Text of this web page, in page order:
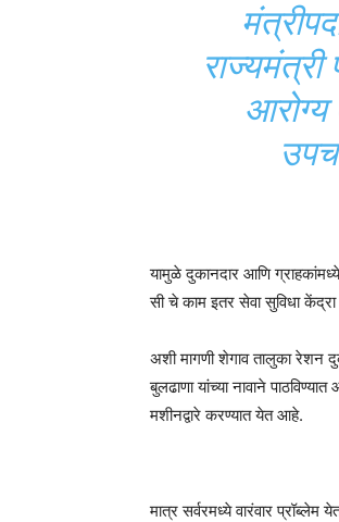
आरोग्य
यामुळे दुकानदार आणि
सी चे काम इतर सेवा सुविधा केंद्रा
अशी मागणी शेगाव तालुका रेशन
बुलढाणा यांच्या नावाने
मशीनद्वारे करण्यात येत आहे.
मात्र सर्वरमध्ये वारंवार